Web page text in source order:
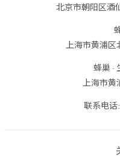
北京市朝阳区酒
上海市黄浦区
蜂巢 ·
上海市黄
联系电话: